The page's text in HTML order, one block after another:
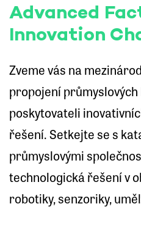
Advanced
Innovation
Zveme vás na
propojení
poskytovateli
řešení. Setkejte se s
průmyslovými
technologická řešení v
robotiky, senzoriky,